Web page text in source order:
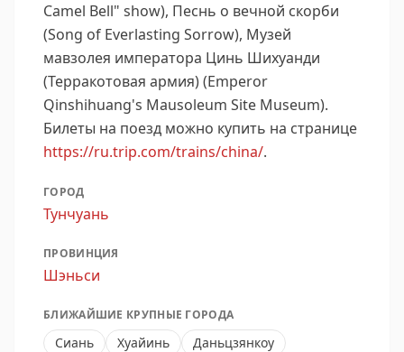
Camel Bell" show), Песнь о вечной скорби
(Song of Everlasting Sorrow), Музей
мавзолея императора Цинь Шихуанди
(Терракотовая армия) (Emperor
Qinshihuang's Mausoleum Site Museum).
Билеты на поезд можно купить на странице
https://ru.trip.com/trains/china/.
ГОРОД
Тунчуань
ПРОВИНЦИЯ
Шэньси
БЛИЖАЙШИЕ КРУПНЫЕ ГОРОДА
Сиань Хуайинь Даньцзянкоу